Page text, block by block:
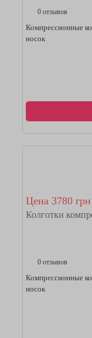
0 отзывов
Компрессионные
носок
Цена 3780 грн
Колготки
0 отзывов
Компрессионные
носок